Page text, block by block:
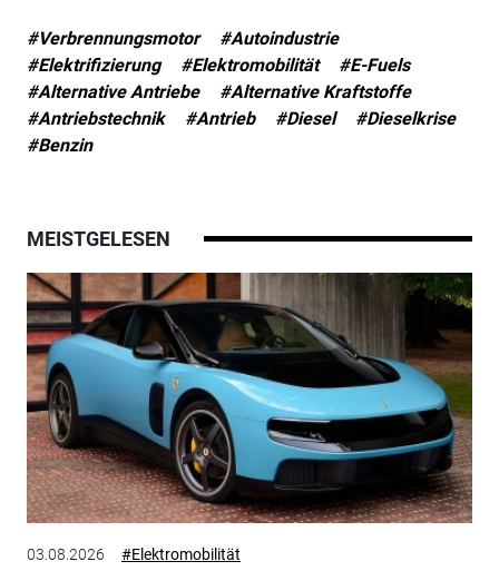
#Verbrennungsmotor
#Autoindustrie
#Elektrifizierung
#Elektromobilität
#E-Fuels
#Alternative Antriebe
#Alternative Kraftstoffe
#Antriebstechnik
#Antrieb #Diesel
#Dieselkrise
#Benzin
MEISTGELESEN
03.08.2026 #Elektromobilität